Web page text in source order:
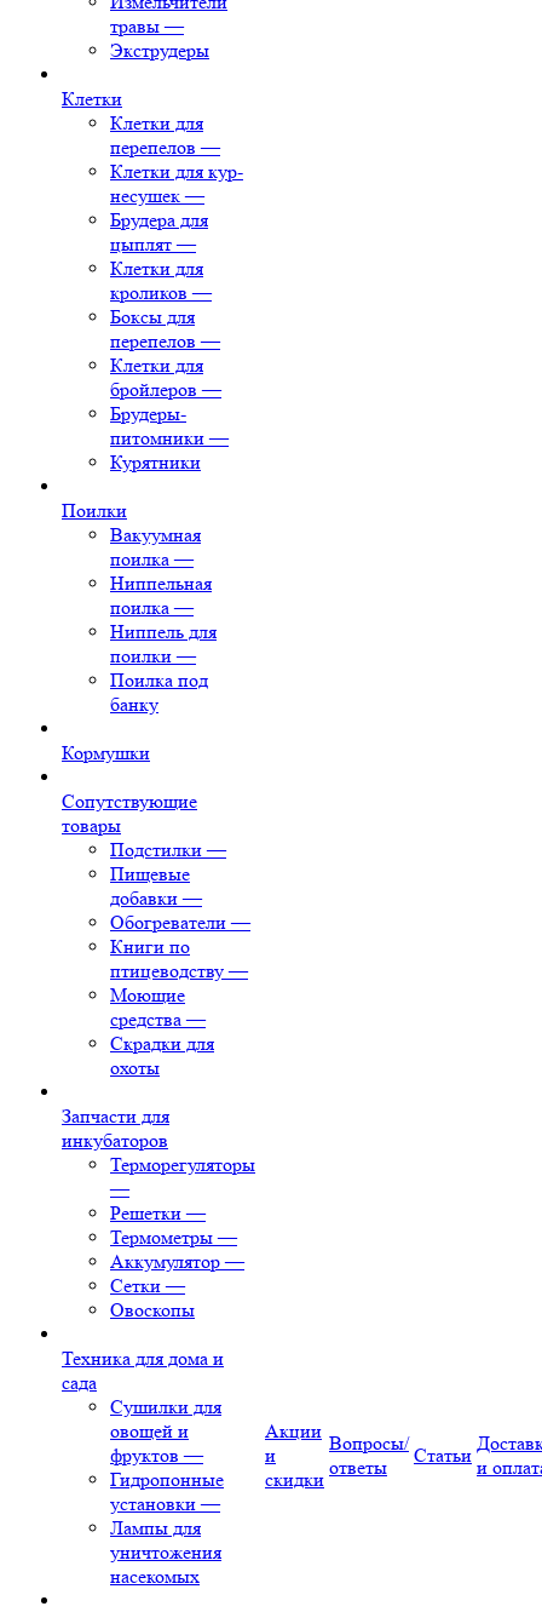
травы —
Экструдеры
Клетки
Клетки для
перепелов —
Клетки для кур-
несушек —
Брудера для
цыплят —
Клетки для
кроликов —
Боксы для
перепелов —
Клетки для
бройлеров —
Брудеры-
питомники —
Курятники
Поилки
Вакуумная
поилка —
Ниппельная
поилка —
Ниппель для
поилки —
Поилка под
банку
Кормушки
Сопутствующие
товары
Подстилки —
Пищевые
добавки —
Обогреватели —
Книги по
птицеводству —
Моющие
средства —
Скрадки для
охоты
Запчасти для
инкубаторов
Терморегуляторы
—
Решетки —
Термометры —
Аккумулятор —
Сетки —
Овоскопы
Техника для дома и
сада
Сушилки для
овощей и
фруктов —
Гидропонные
установки —
Лампы для
уничтожения
насекомых
Акции
и
скидки
Вопросы/
ответы
Статьи
и